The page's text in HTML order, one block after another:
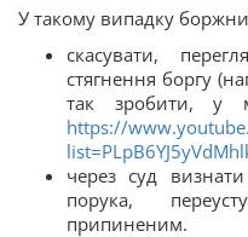
У такому випадку
скасувати,
стягнення боргу
так зробити, у
https://
через суд
порука,
припиненим.